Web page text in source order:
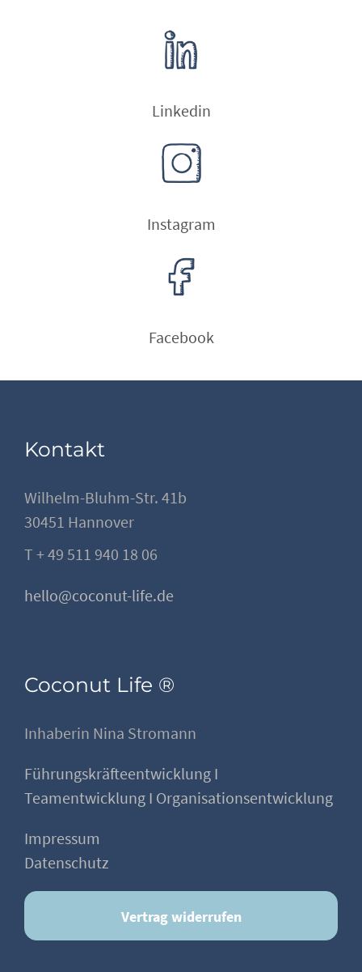
Linkedin
Instagram
Facebook
Kontakt
Wilhelm-Bluhm-Str. 41b
30451 Hannover
T + 49 511 940 18 06
hello@coconut-life.de
Coconut Life ®
Inhaberin Nina Stromann
Führungskräfteentwicklung I
Teamentwicklung I Organisationsentwicklung
Impressum
Datenschutz
Vertrag widerrufen